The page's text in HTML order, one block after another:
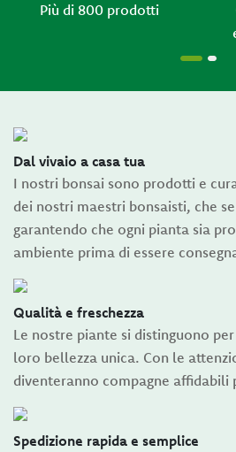
Più di 800 prodotti
Dal vivaio a casa tua
I nostri bonsai sono prodotti e
dei nostri maestri bonsaisti, che
garantendo che ogni pianta sia
ambiente prima di essere
Qualità e freschezza
Le nostre piante si distinguono
loro bellezza unica. Con le
diventeranno compagne affidabili
Spedizione rapida e semplice